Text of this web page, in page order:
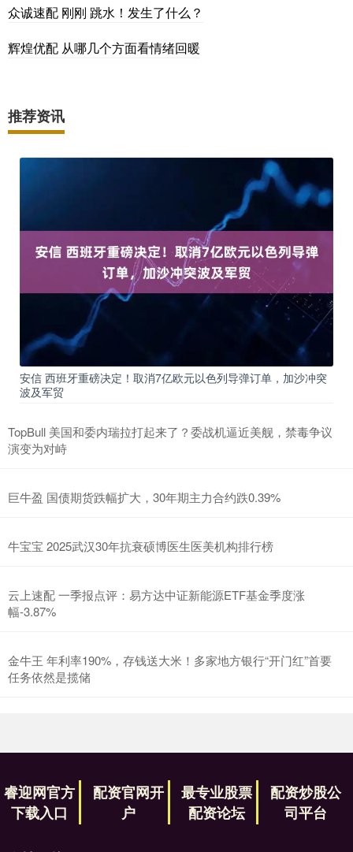
众诚速配 刚刚 跳水！发生了什么？
辉煌优配 从哪几个方面看情绪回暖
推荐资讯
安信 西班牙重磅决定！取消7亿欧元以色列导弹订单，加沙冲突
波及军贸
TopBull 美国和委内瑞拉打起来了？委战机逼近美舰，禁毒争议
演变为对峙
巨牛盈 国债期货跌幅扩大，30年期主力合约跌0.39%
牛宝宝 2025武汉30年抗衰硕博医生医美机构排行榜
云上速配 一季报点评：易方达中证新能源ETF基金季度涨
幅-3.87%
金牛王 年利率190%，存钱送大米！多家地方银行“开门红”首要
任务依然是揽储
睿迎网官方
下载入口
配资官网开
户
最专业股票
配资论坛
配资炒股公
司平台